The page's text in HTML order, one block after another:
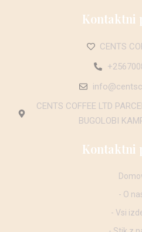
Kontaktni
CENTS
CENTS COFFEE LTD
BUGOLOBI
Kontaktni
- O
- Vsi